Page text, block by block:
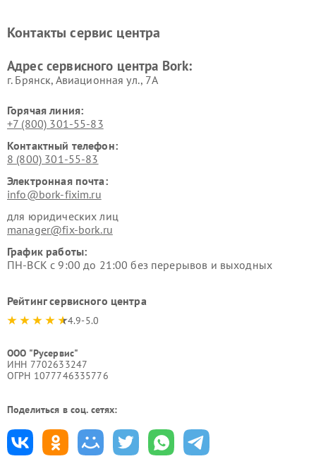
воздуха Bork
Bork
Bork
Контакты сервис центра
Адрес сервисного центра Bork:
г. Брянск, Авиационная ул., 7А
Горячая линия:
+7 (800) 301-55-83
Контактный телефон:
8 (800) 301-55-83
Электронная почта:
info@bork-fixim.ru
для юридических лиц
manager@fix-bork.ru
График работы:
ПН-ВСК с 9:00 до 21:00 без перерывов и выходных
Рейтинг сервисного центра
4.9-5.0
ООО "Русервис"
ИНН 7702633247
ОГРН 1077746335776
Поделиться в соц. сетях: